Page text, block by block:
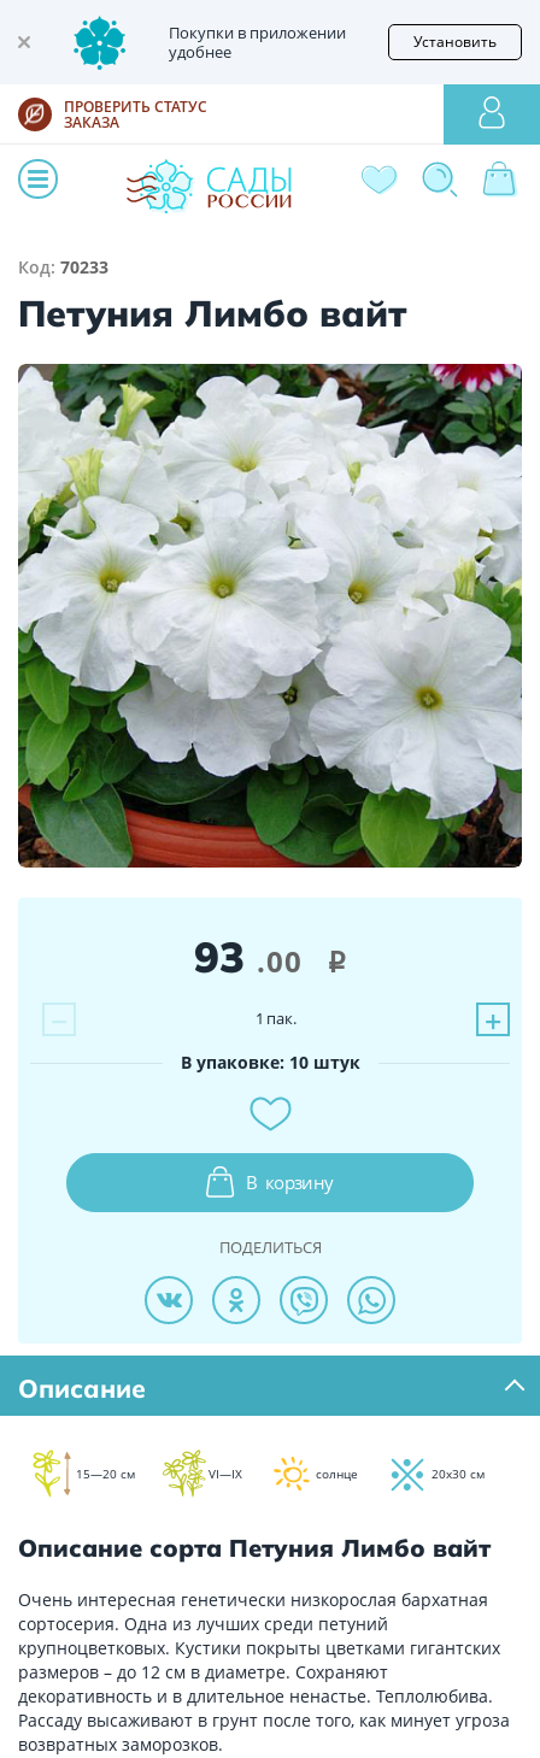
Покупки в приложении
удобнее
Установить
ПРОВЕРИТЬ СТАТУС
ЗАКАЗА
Код: 70233
Петуния Лимбо вайт
93 .00 i
− +
1 пак.
В упаковке: 10 штук
В корзину
ПОДЕЛИТЬСЯ
Описание
15—20 см VI—IX солнце 20х30 см
Описание сорта Петуния Лимбо вайт
Очень интересная генетически низкорослая бархатная
сортосерия. Одна из лучших среди петуний
крупноцветковых. Кустики покрыты цветками гигантских
размеров – до 12 см в диаметре. Сохраняют
декоративность и в длительное ненастье. Теплолюбива.
Рассаду высаживают в грунт после того, как минует угроза
возвратных заморозков.